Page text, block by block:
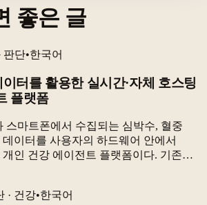
좋은 글
판단•한국어
터를 활용한 실시간·자체 호스팅
플랫폼
스마트폰에서 수집되는 심박수, 혈중
이터를 사용자의 하드웨어 안에서
인 건강 에이전트 플랫폼이다. 기존
성요소로 삼고, 실시간 감지와
· 건강•한국어